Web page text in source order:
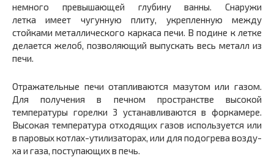
не­много превышающей глубину ванны. Снаружи
летка имеет чугунную плиту, укрепленную между
стойками металлического каркаса печи. В подине к летке
делает­ся желоб, позволяющий выпускать весь металл из
печи.
Отражательные печи отапливаются мазутом или га­зом.
Для получения в печном пространстве высокой
температуры горелки 3 устанавливаются в форкамере.
Вы­сокая температура отходящих газов используется или
в паровых котлах-утилизаторах, или для подогрева возду­
ха и газа, поступающих в печь.